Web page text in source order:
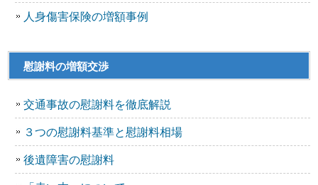
人身傷害保険の増額事例
慰謝料の増額交渉
交通事故の慰謝料を徹底解説
３つの慰謝料基準と慰謝料相場
後遺障害の慰謝料